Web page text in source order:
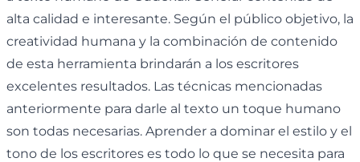
alta calidad e interesante. Según el público objetivo, la
creatividad humana y la combinación de contenido
de esta herramienta brindarán a los escritores
excelentes resultados. Las técnicas mencionadas
anteriormente para darle al texto un toque humano
son todas necesarias. Aprender a dominar el estilo y el
tono de los escritores es todo lo que se necesita para